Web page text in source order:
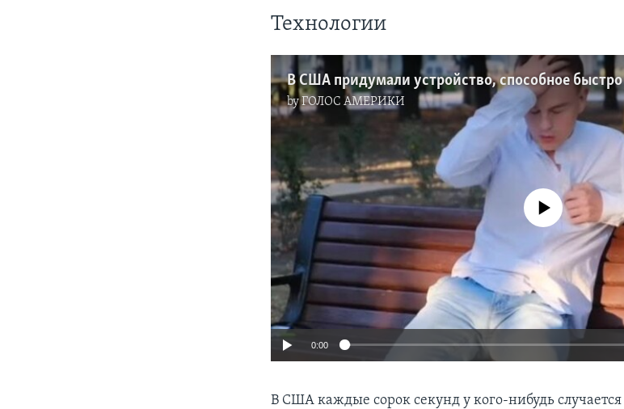
Технологии
byГОЛОС АМЕРИКИ
No media source currently
0:00
В США каждые сорок секунд у кого-нибудь